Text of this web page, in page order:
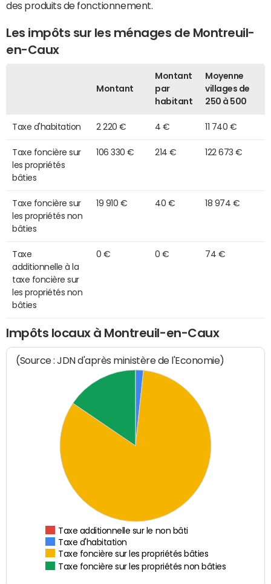
des produits de fonctionnement.
Les impôts sur les ménages de Montreuil-
en-Caux
Montant
Montant
par
habitant
Moyenne
villages de
250 à 500
Taxe d'habitation 2 220 € 4 € 11 740 €
Taxe foncière sur
les propriétés
bâties
106 330 € 214 € 122 673 €
Taxe foncière sur
les propriétés non
bâties
19 910 € 40 € 18 974 €
Taxe
additionnelle à la
taxe foncière sur
les propriétés non
bâties
0 € 0 € 74 €
Impôts locaux à Montreuil-en-Caux
(Source : JDN d'après ministère de l'Economie)
Taxe additionnelle sur le non bâti
Taxe d'habitation
Taxe foncière sur les propriétés bâties
Taxe foncière sur les propriétés non bâties